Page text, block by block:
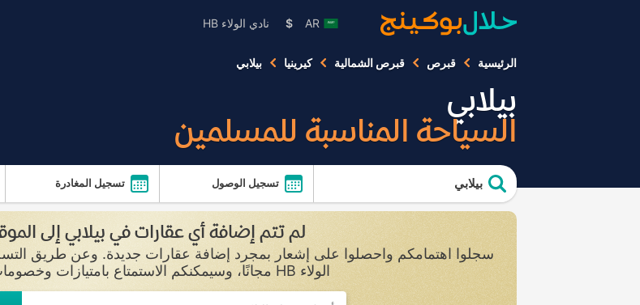
AR
$ نادي الولاء HB
الرئيسية قبرص قبرص الشمالية كيرينيا بيلابي
بيلابي
السياحة المناسبة للمسلمين
بيلابي تسجيل الوصول تسجيل المغادرة
لم تتم إضافة أي عقارات في بيلابي إلى
الولاء HB مجانًا، وسيمكنكم الاستمتاع بامتيازات وخصومات خاصة تصل إلى 10%.